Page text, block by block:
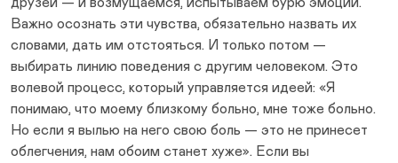
Важно осознать эти чувства, обязательно назвать их
словами, дать им отстояться. И только потом —
выбирать линию поведения с другим человеком. Это
волевой процесс, который управляется идеей: «Я
понимаю, что моему близкому больно, мне тоже больно.
Но если я вылью на него свою боль — это не принесет
облегчения, нам обоим станет хуже». Если вы